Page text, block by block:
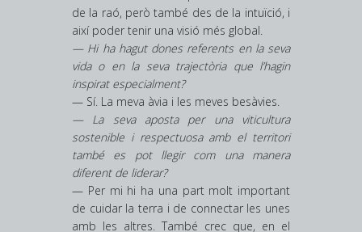
de la raó, però també des de la intuïció, i
així poder tenir una visió més global.
— Hi ha hagut dones referents en la seva
vida o en la seva trajectòria que l’hagin
inspirat especialment?
— Sí. La meva àvia i les meves besàvies.
— La seva aposta per una viticultura
sostenible i respectuosa amb el territori
també es pot llegir com una manera
diferent de liderar?
— Per mi hi ha una part molt important
de cuidar la terra i de connectar les unes
amb les altres. També crec que, en el